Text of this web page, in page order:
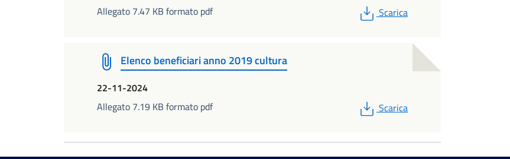
Allegato 7.47 KB formato pdf
PDF
Scarica
Elenco beneficiari anno 2019 cultura
22-11-2024
Allegato 7.19 KB formato pdf
PDF
Scarica